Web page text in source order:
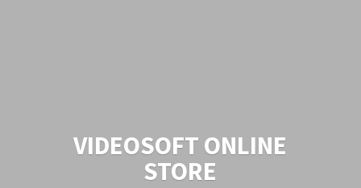
VIDEOSOFT ONLINE
STORE